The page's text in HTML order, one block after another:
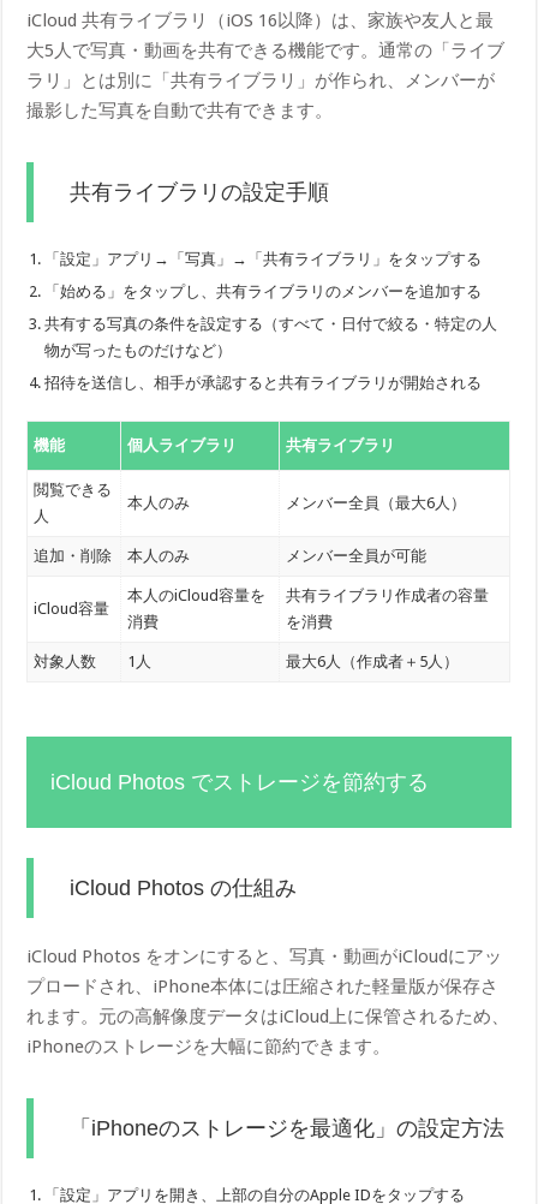
iCloud 共有ライブラリ（iOS 16以降）は、家族や友人と最
大5人で写真・動画を共有できる機能です。通常の「ライブ
ラリ」とは別に「共有ライブラリ」が作られ、メンバーが
撮影した写真を自動で共有できます。
共有ライブラリの設定手順
「設定」アプリ→「写真」→「共有ライブラリ」をタップする
「始める」をタップし、共有ライブラリのメンバーを追加する
共有する写真の条件を設定する（すべて・日付で絞る・特定の人
物が写ったものだけなど）
招待を送信し、相手が承認すると共有ライブラリが開始される
機能 個人ライブラリ 共有ライブラリ
閲覧できる
人
本人のみ メンバー全員（最大6人）
追加・削除 本人のみ メンバー全員が可能
iCloud容量
本人のiCloud容量を
消費
共有ライブラリ作成者の容量
を消費
対象人数 1人 最大6人（作成者＋5人）
iCloud Photos でストレージを節約する
iCloud Photos の仕組み
iCloud Photos をオンにすると、写真・動画がiCloudにアッ
プロードされ、iPhone本体には圧縮された軽量版が保存さ
れます。元の高解像度データはiCloud上に保管されるため、
iPhoneのストレージを大幅に節約できます。
「iPhoneのストレージを最適化」の設定方法
「設定」アプリを開き、上部の自分のApple IDをタップする